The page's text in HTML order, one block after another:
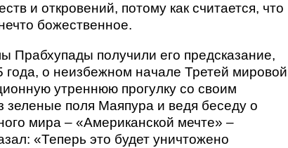
и откровений, потому как считается, что
божественное.
Прабхупады получили его предсказание,
года, о неизбежном начале Третей мировой
утреннюю прогулку со своим
зеленые поля Маяпура и ведя беседу о
мира – «Американской мечте» –
«Теперь это будет уничтожено